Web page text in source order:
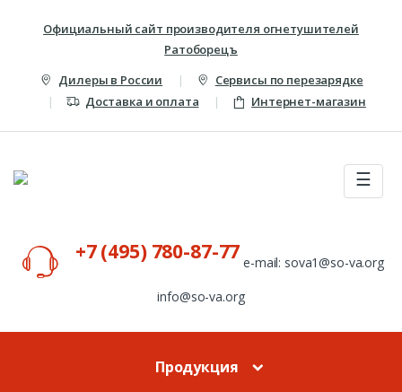
Официальный сайт производителя огнетушителей
Ратоборецъ
Дилеры в России
Сервисы по перезарядке
Доставка и оплата
Интернет-магазин
☰
+7 (495) 780-87-77 e-mail: sova1@so-va.org
info@so-va.org
Продукция